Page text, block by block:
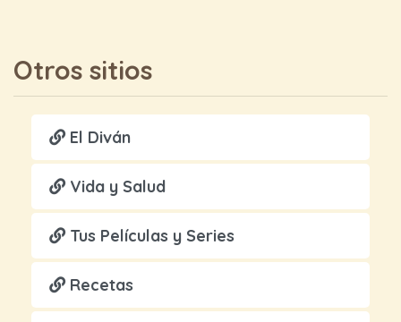
Otros sitios
El Diván
Vida y Salud
Tus Películas y Series
Recetas